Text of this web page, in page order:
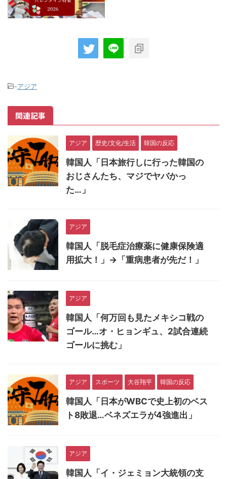
-アジア
関連記事
アジア 歴史/文化/生活 韓国の反応
韓国人「日本旅行しに行った韓国の
おじさんたち、マジでヤバかっ
た…」
アジア
韓国人「脱毛症治療薬に健康保険適
用拡大！」→「重病患者が先だ！」
アジア
韓国人「何万回も見たメキシコ戦の
ゴール…オ・ヒョンギュ、2試合連続
ゴールに挑む」
アジア スポーツ 大谷翔平 韓国の反応
韓国人「日本がWBCで史上初のベス
ト8敗退…ベネズエラが4強進出」
アジア
韓国人「イ・ジェミョン大統領の支